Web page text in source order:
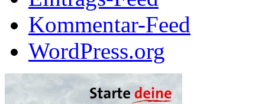
Kommentar-Feed
WordPress.org